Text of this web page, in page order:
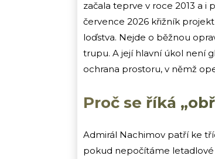
začala teprve v roce 2013 a i
července 2026 křižník
loďstva. Nejde o běžnou
trupu. A její hlavní úkol není
ochrana prostoru, v němž
Proč se říká
Admirál Nachimov patří ke
pokud nepočítáme letadlové